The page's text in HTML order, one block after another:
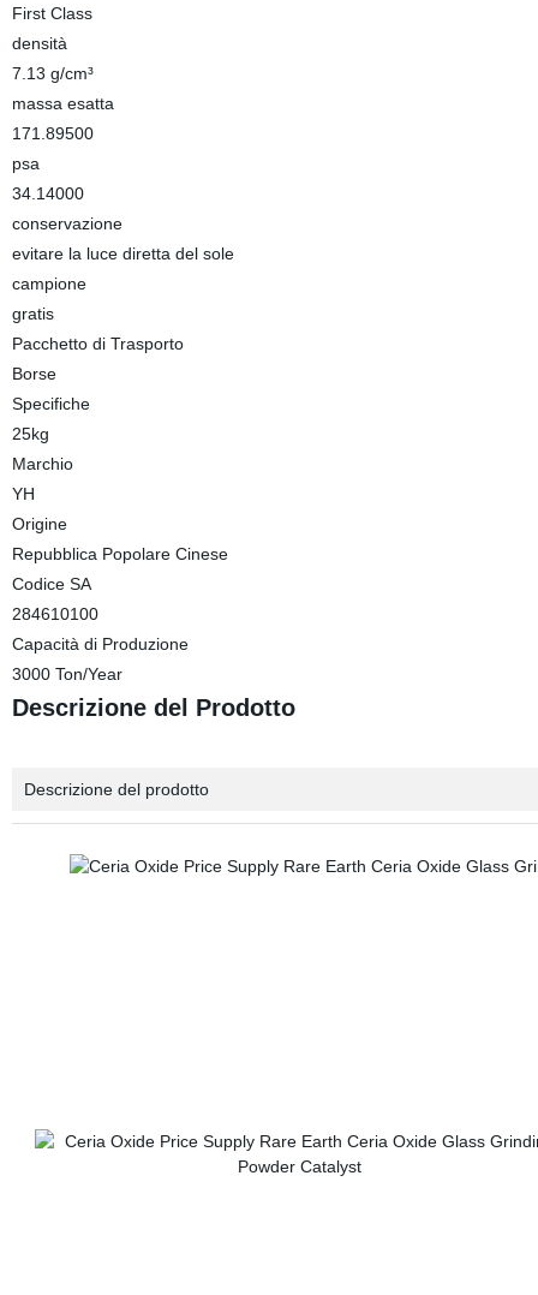
First Class
densità
7.13 g/cm³
massa esatta
171.89500
psa
34.14000
conservazione
evitare la luce diretta del sole
campione
gratis
Pacchetto di Trasporto
Borse
Specifiche
25kg
Marchio
YH
Origine
Repubblica Popolare Cinese
Codice SA
284610100
Capacità di Produzione
3000 Ton/Year
Descrizione del Prodotto
Descrizione del prodotto